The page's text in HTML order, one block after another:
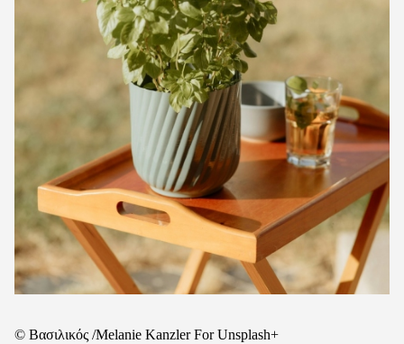
© Βασιλικός /Melanie Kanzler For Unsplash+